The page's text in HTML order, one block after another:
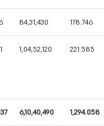
84,31,430 178.746
1,04,52,120 221.585
6,10,40,490 1,294.058